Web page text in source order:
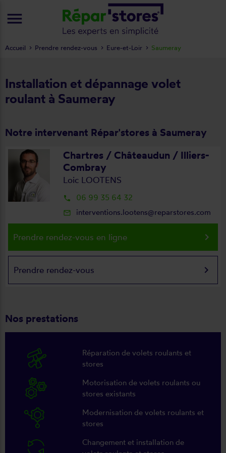
Installation et dépannage volet
roulant à Saumeray
Notre intervenant Répar'stores à Saumeray
Chartres / Châteaudun / Illiers-
Combray
Loic LOOTENS
local_phone 06 99 35 64 32
mail_outline interventions.lootens@reparstores.com
Prendre rendez-vous en ligne keyboard_arrow_right
Prendre rendez-vous keyboard_arrow_right
Nos prestations
Réparation de volets roulants et
stores
Motorisation de volets roulants ou
stores existants
Modernisation de volets roulants et
stores
Changement et installation de
Accueil Prendre rendez-vous Eure-et-Loir Saumeray
menu